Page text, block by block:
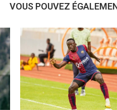
VOUS POUVEZ